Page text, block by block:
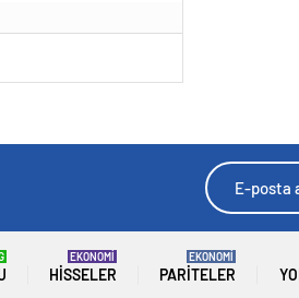
HISSELER
EKONOMİ
PARITELER
EKONOMİ